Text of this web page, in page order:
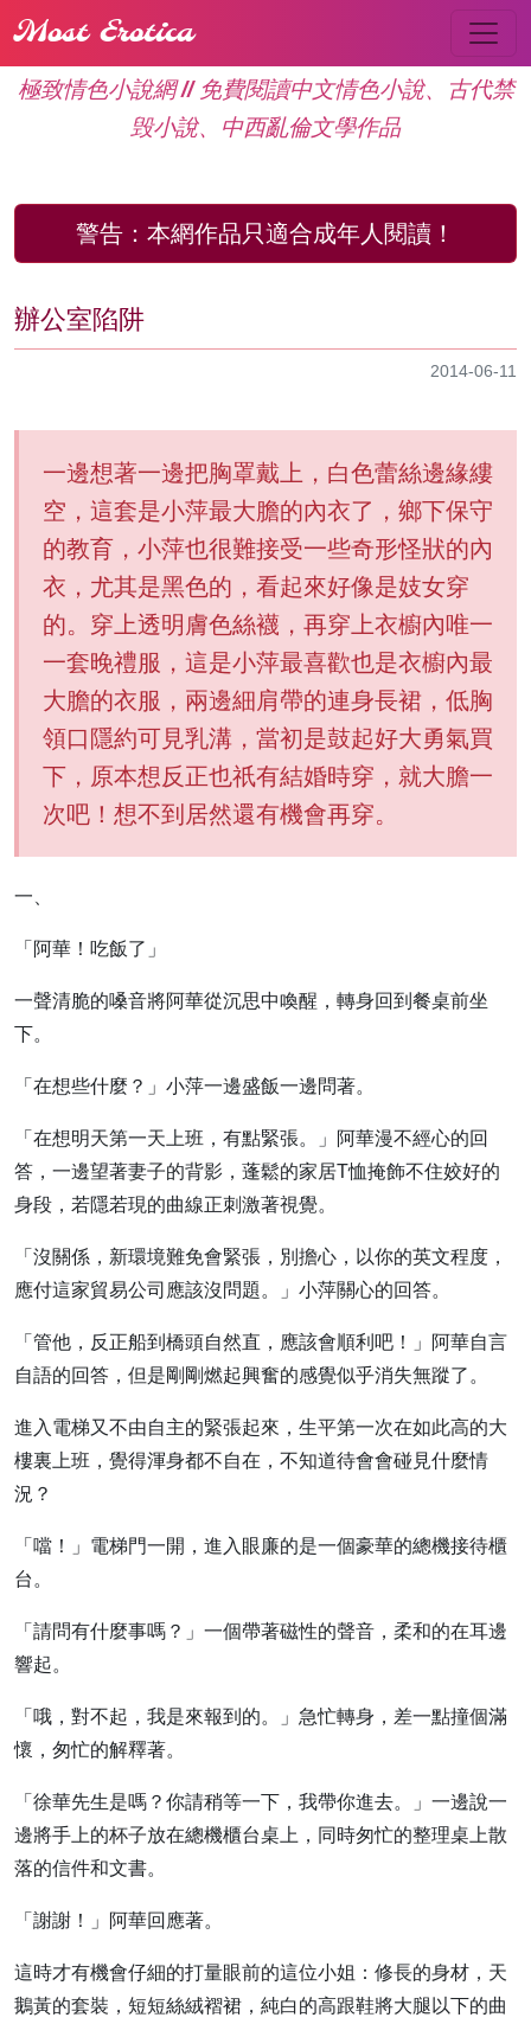
Most Erotica
極致情色小說網 // 免費閱讀中文情色小說、古代禁
毁小說、中西亂倫文學作品
警告： 本網作品只適合成年人閱讀！
辦公室陷阱
2014-06-11
一邊想著一邊把胸罩戴上，白色蕾絲邊緣縷
空，這套是小萍最大膽的內衣了，鄉下保守
的教育，小萍也很難接受一些奇形怪狀的內
衣，尤其是黑色的，看起來好像是妓女穿
的。穿上透明膚色絲襪，再穿上衣櫥內唯一
一套晚禮服，這是小萍最喜歡也是衣櫥內最
大膽的衣服，兩邊細肩帶的連身長裙，低胸
領口隱約可見乳溝，當初是鼓起好大勇氣買
下，原本想反正也祇有結婚時穿，就大膽一
次吧！想不到居然還有機會再穿。
一、
「阿華！吃飯了」
一聲清脆的嗓音將阿華從沉思中喚醒，轉身回到餐桌前坐
下。
「在想些什麼？」小萍一邊盛飯一邊問著。
「在想明天第一天上班，有點緊張。」阿華漫不經心的回
答，一邊望著妻子的背影，蓬鬆的家居T恤掩飾不住姣好的
身段，若隱若現的曲線正刺激著視覺。
「沒關係，新環境難免會緊張，別擔心，以你的英文程度，
應付這家貿易公司應該沒問題。」小萍關心的回答。
「管他，反正船到橋頭自然直，應該會順利吧！」阿華自言
自語的回答，但是剛剛燃起興奮的感覺似乎消失無蹤了。
進入電梯又不由自主的緊張起來，生平第一次在如此高的大
樓裏上班，覺得渾身都不自在，不知道待會會碰見什麼情
況？
「噹！」電梯門一開，進入眼廉的是一個豪華的總機接待櫃
台。
「請問有什麼事嗎？」一個帶著磁性的聲音，柔和的在耳邊
響起。
「哦，對不起，我是來報到的。」急忙轉身，差一點撞個滿
懷，匆忙的解釋著。
「徐華先生是嗎？你請稍等一下，我帶你進去。」一邊說一
邊將手上的杯子放在總機櫃台桌上，同時匆忙的整理桌上散
落的信件和文書。
「謝謝！」阿華回應著。
這時才有機會仔細的打量眼前的這位小姐：修長的身材，天
鵝黃的套裝，短短絲絨褶裙，純白的高跟鞋將大腿以下的曲